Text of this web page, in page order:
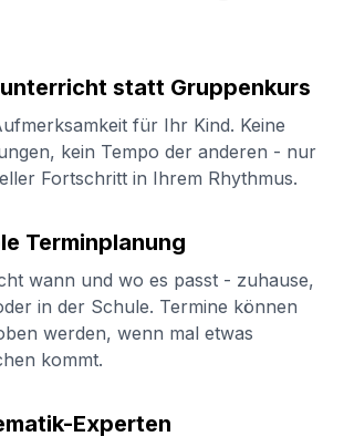
statt Gruppenkurs
für Ihr Kind. Keine
kein Tempo der anderen - nur
Fortschritt in Ihrem Rhythmus.
Terminplanung
wann und wo es passt - zuhause,
in der Schule. Termine können
werden, wenn mal etwas
kommt.
Experten